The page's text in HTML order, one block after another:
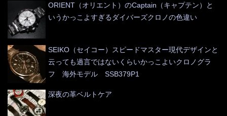
ORIENT（オリエント）のCaptain（キャプテン）と
いうかっこよすぎるダイバーズクロノの色違い
SEIKO（セイコー）スピードマスター現代デザインと
云っても過言ではないくらいかっこよいクロノグラ
フ 海外モデル SSB379P1
深夜の革ベルトケア